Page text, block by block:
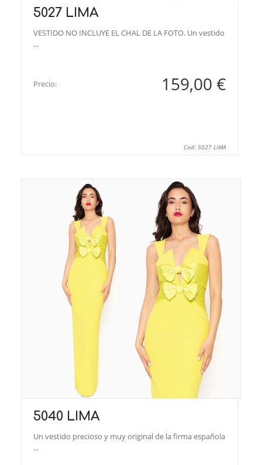
5027 LIMA
VESTIDO NO INCLUYE EL CHAL DE LA FOTO. Un vestido
...
Precio: 159,00 €
Cod: 5027 LIMA
5040 LIMA
Un vestido precioso y muy original de la firma española
...